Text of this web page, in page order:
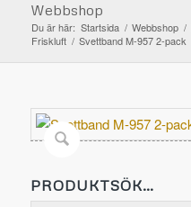
Webbshop
Du är här: Startsida / Webbshop /
Friskluft / Svettband M-957 2-pack
PRODUKTSÖK…